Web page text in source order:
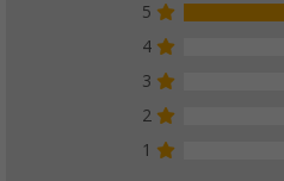
5
4
3
2
1